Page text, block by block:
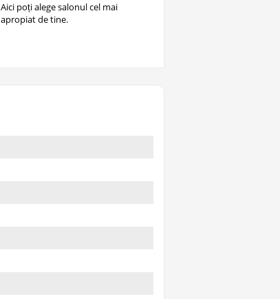
Aici poți alege salonul cel mai
apropiat de tine.